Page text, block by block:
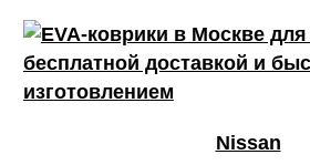
Nissan